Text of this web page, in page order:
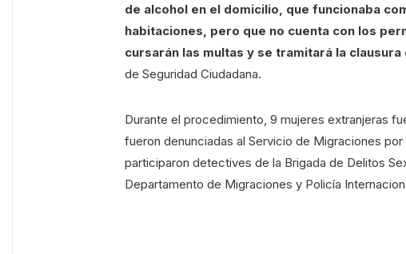
de alcohol en el domicilio, que funcionaba
habitaciones, pero que no cuenta con los
cursarán las multas y se tramitará la clausura
de Seguridad Ciudadana.
Durante el procedimiento, 9 mujeres extranjeras
fueron denunciadas al Servicio de Migraciones
participaron detectives de la Brigada de Delitos
Departamento de Migraciones y Policía